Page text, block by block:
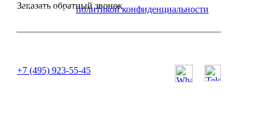
Заказать обратный звонок
Я согласен сполитикой конфиденциальности
+7 (495) 923-55-45